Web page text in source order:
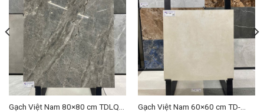
Gạch Việt Nam 80×80 cm TDLQ-
Gạch Việt Nam 60×60 cm TD-